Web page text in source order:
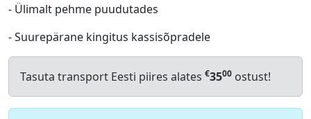
- Ülimalt pehme puudutades
- Suurepärane kingitus kassisõpradele
Tasuta transport Eesti piires alates €3500 ostust!